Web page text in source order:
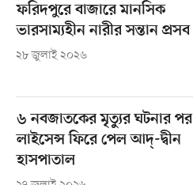
ফরিদপুরে বাজারে মানসিক
ভারসাম্যহীন নারীর সন্তান প্রসব
২৮ জুলাই ২০২৬
৬ নবজাতকের মৃত্যুর ঘটনার পর
লাইসেন্স ফিরে পেল আদ্-দ্বীন
হাসপাতাল